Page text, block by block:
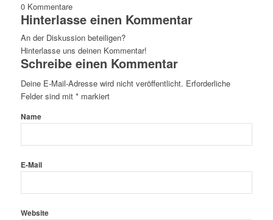
0 Kommentare
Hinterlasse einen Kommentar
An der Diskussion beteiligen?
Hinterlasse uns deinen Kommentar!
Schreibe einen Kommentar
Deine E-Mail-Adresse wird nicht veröffentlicht. Erforderliche
Felder sind mit *markiert
Name
E-Mail
Website